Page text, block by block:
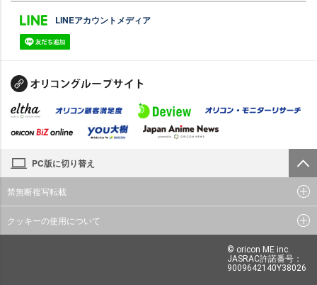
LINEアカウントメディア
PC版に切り替え
禁無断複写転載
クッキーの使用について
© oricon ME inc.
JASRAC許諾番号：
9009642140Y38026